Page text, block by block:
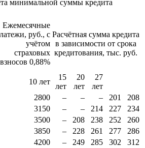
минимальной суммы кредита
Ежемесячные
руб., с
учётом
страховых
взносов 0,88%
Расчётная сумма кредита
в зависимости от срока
кредитования, тыс. руб.
10 лет
15
лет
20
лет
27
лет
2800 – – – 201
208
3150 – – 214 227
234
3500 – 208 238 252
260
3850 – 228 261 277
286
4200 – 249 285 302
312